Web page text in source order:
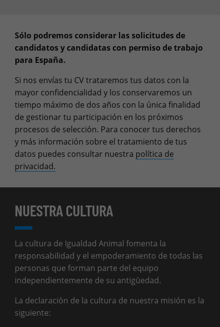
Sólo podremos considerar las solicitudes de
candidatos y candidatas con permiso de trabajo
para España.
Si nos envías tu CV trataremos tus datos con la
mayor confidencialidad y los conservaremos un
tiempo máximo de dos años con la única finalidad
de gestionar tu participación en los próximos
procesos de selección. Para conocer tus derechos
y más información sobre el tratamiento de tus
datos puedes consultar nuestra política de
privacidad.
NUESTRA CULTURA
La cultura de Igualdad Animal fomenta la
responsabilidad y el empoderamiento de todas las
personas que forman parte del equipo
independientemente de su antigüedad.
La declaración de la cultura de nuestra misión es la
siguiente: